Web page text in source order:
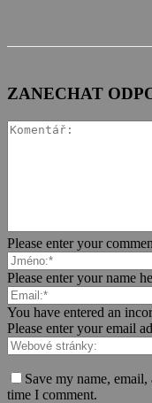
ZANECHAT
Please enter your
Please enter your name
You have entered an
Please enter your email
Save my name,
time I comment.